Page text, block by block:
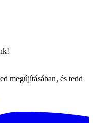
k!
megújításában, és tedd